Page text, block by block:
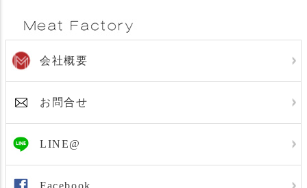
会社概要
お問合せ
LINE@